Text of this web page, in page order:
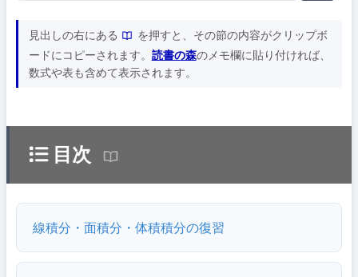
見出しの右にある
を押すと、その節の内容がクリップボ
ードにコピーされます。 読書の森のメモ欄に貼り付ければ、
数式や表も含めて表示されます。
目次
線積分・面積分・体積積分の復習